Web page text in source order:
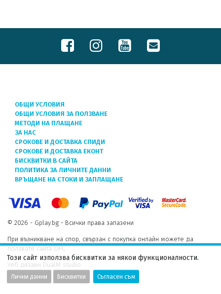
ОБЩИ УСЛОВИЯ
ОБЩИ УСЛОВИЯ ЗА ПОЛЗВАНЕ
МЕТОДИ НА ПЛАЩАНЕ
ЗА НАС
СРОКОВЕ И ДОСТАВКА СПИДИ
СРОКОВЕ И ДОСТАВКА ЕКОНТ
БИСКВИТКИ В САЙТА
ПОЛИТИКА ЗА ЛИЧНИТЕ ДАННИ
ВРЪЩАНЕ НА СТОКИ И ЗАПЛАЩАНЕ
© 2026 - Gplay.bg - Всички права запазени
При възникване на спор, свързан с покупка онлайн можете да
ползвате сайта ОРС.
Уеб дизайн DualM studio
Този сайт използва бисквитки за някои функционалности.
Лични данни Бисквитки Съгласен съм